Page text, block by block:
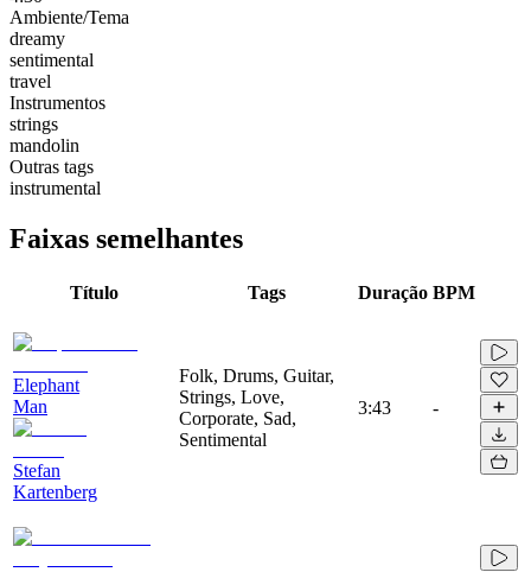
Ambiente/Tema
dreamy
sentimental
travel
Instrumentos
strings
mandolin
Outras tags
instrumental
Faixas semelhantes
Título Tags Duração BPM
Elephant
Man
Stefan
Kartenberg
Folk, Drums, Guitar,
Strings, Love,
Corporate, Sad,
Sentimental
3:43 -